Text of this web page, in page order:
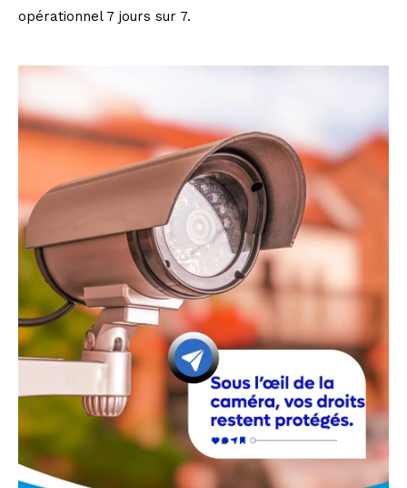
opérationnel 7 jours sur 7.